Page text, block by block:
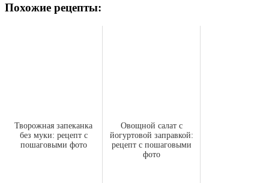
Похожие рецепты:
Творожная запеканка
без муки: рецепт с
пошаговыми фото
Овощной салат с
йогуртовой заправкой:
рецепт с пошаговыми
фото